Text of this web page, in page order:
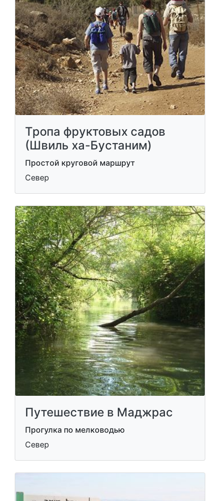
Тропа фруктовых садов
(Швиль ха-Бустаним)
Простой круговой маршрут
Север
Путешествие в Маджрас
Прогулка по мелководью
Север